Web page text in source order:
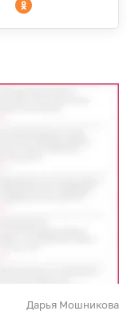
Дарья Мошникова